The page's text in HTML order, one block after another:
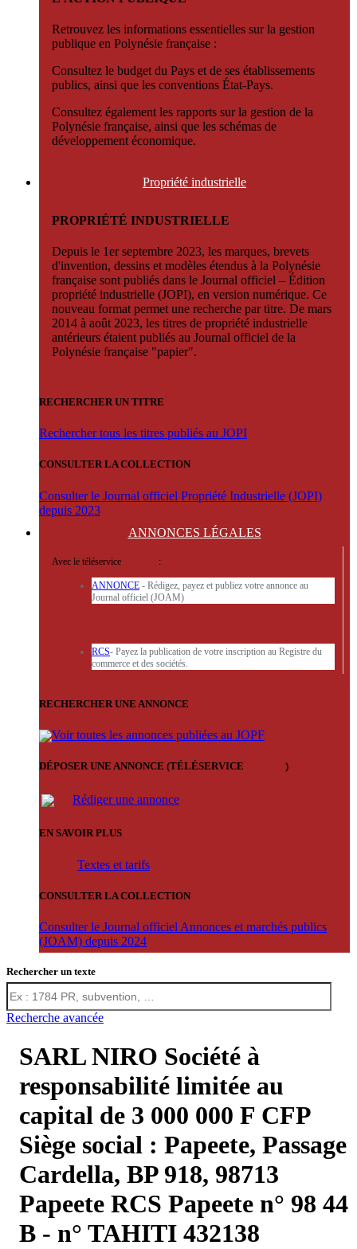
Retrouvez les informations essentielles sur la gestion
publique en Polynésie française :
Consultez le budget du Pays et de ses établissements
publics, ainsi que les conventions État-Pays.
Consultez également les rapports sur la gestion de la
Polynésie française, ainsi que les schémas de
développement économique.
Propriété industrielle
PROPRIÉTÉ INDUSTRIELLE
Depuis le 1er septembre 2023, les marques, brevets
d'invention, dessins et modèles étendus à la Polynésie
française sont publiés dans le Journal officiel – Édition
propriété industrielle (JOPI), en version numérique. Ce
nouveau format permet une recherche par titre. De mars
2014 à août 2023, les titres de propriété industrielle
antérieurs étaient publiés au Journal officiel de la
Polynésie française "papier".
RECHERCHER UN TITRE
Rechercher tous les titres publiés au JOPI
CONSULTER LA COLLECTION
Consulter le Journal officiel Propriété Industrielle (JOPI)
depuis 2023
ANNONCES LÉGALES
Avec le téléservice :
ANNONCE - Rédigez, payez et publiez votre annonce au
Journal officiel (JOAM)
RCS- Payez la publication de votre inscription au Registre du
commerce et des sociétés.
RECHERCHER UNE ANNONCE
Voir toutes les annonces publiées au JOPF
DÉPOSER UNE ANNONCE (TÉLÉSERVICE )
Rédiger une annonce
EN SAVOIR PLUS
Textes et tarifs
CONSULTER LA COLLECTION
Consulter le Journal officiel Annonces et marchés publics
(JOAM) depuis 2024
Rechercher un texte
Recherche avancée
SARL NIRO Société à
responsabilité limitée au
capital de 3 000 000 F CFP
Siège social : Papeete, Passage
Cardella, BP 918, 98713
Papeete RCS Papeete n° 98 44
B - n° TAHITI 432138